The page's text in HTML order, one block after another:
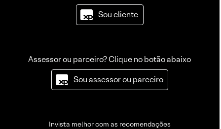
Sou cliente
Assessor ou parceiro? Clique no botão abaixo
Sou assessor ou parceiro
Invista melhor com as recomendações